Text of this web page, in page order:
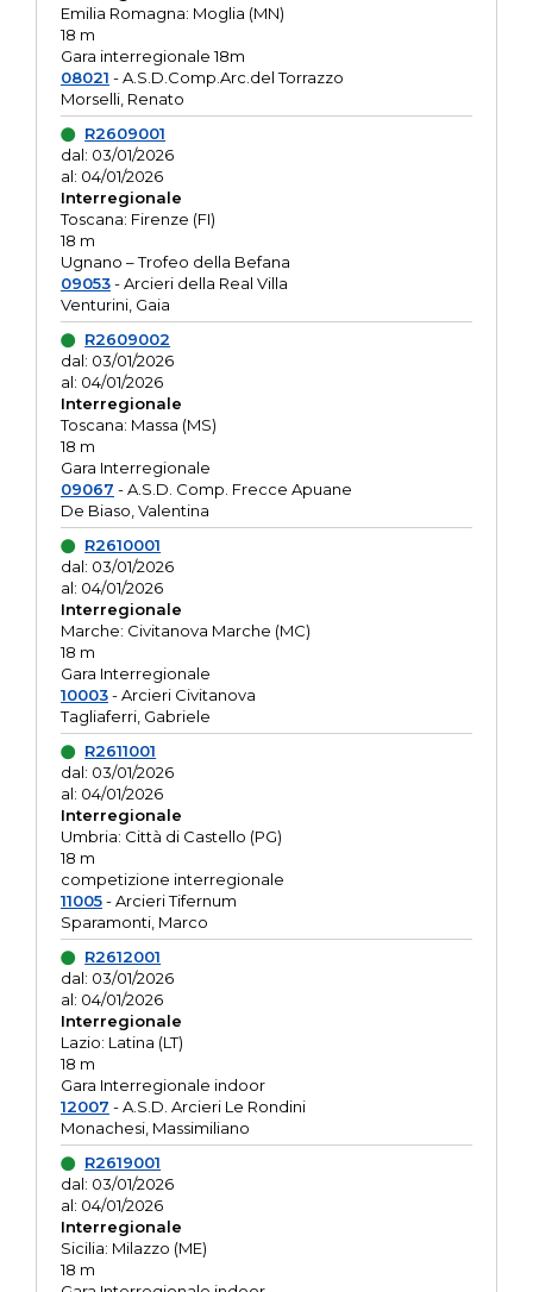
Emilia Romagna: Moglia (MN)
18 m
Gara interregionale 18m
08021 - A.S.D.Comp.Arc.del Torrazzo
Morselli, Renato
R2609001
dal: 03/01/2026
al: 04/01/2026
Interregionale
Toscana: Firenze (FI)
18 m
Ugnano – Trofeo della Befana
09053- Arcieri della Real Villa
Venturini, Gaia
R2609002
dal: 03/01/2026
al: 04/01/2026
Interregionale
Toscana: Massa (MS)
18 m
Gara Interregionale
09067 - A.S.D. Comp. Frecce Apuane
De Biaso, Valentina
R2610001
dal: 03/01/2026
al: 04/01/2026
Interregionale
Marche: Civitanova Marche (MC)
18 m
Gara Interregionale
10003- Arcieri Civitanova
Tagliaferri, Gabriele
R2611001
dal: 03/01/2026
al: 04/01/2026
Interregionale
Umbria: Città di Castello (PG)
18 m
competizione interregionale
11005- Arcieri Tifernum
Sparamonti, Marco
R2612001
dal: 03/01/2026
al: 04/01/2026
Interregionale
Lazio: Latina (LT)
18 m
Gara Interregionale indoor
12007 - A.S.D. Arcieri Le Rondini
Monachesi, Massimiliano
R2619001
dal: 03/01/2026
al: 04/01/2026
Interregionale
Sicilia: Milazzo (ME)
18 m